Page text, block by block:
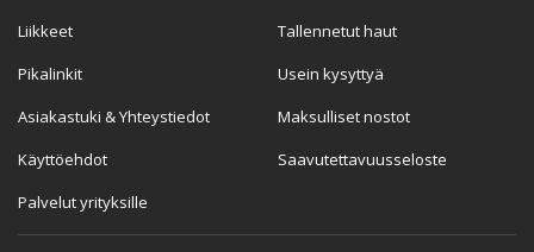
Liikkeet
Pikalinkit
Asiakastuki & Yhteystiedot
Käyttöehdot
Palvelut yrityksille
Tallennetut haut
Usein kysyttyä
Maksulliset nostot
Saavutettavuusseloste